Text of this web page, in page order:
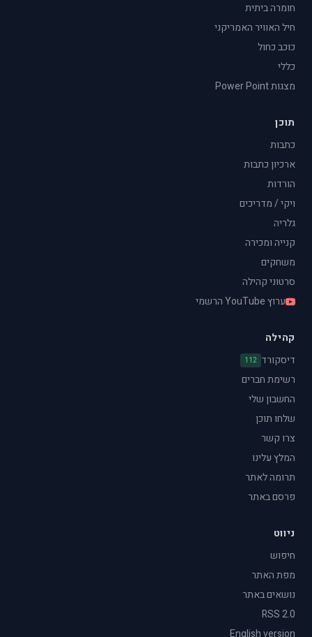
חומרה ביתית
חיל האוויר האמריקני
כוכב כחול
כללי
מצגות Power Point
תוכן
כתבות
ארכיון כתבות
הורדות
ויקי / מדריכים
גלריה
קנייה ומכירה
משחקים
סרטוני קהילה
ערוץ YouTube הרשמי
קהילה
דיסקורד 112
רשימת חברים
החשבון שלי
שלחו תוכן
צרו קשר
המלץ עלינו
תרומה לאתר
פרסם באתר
ניווט
חיפוש
מפת האתר
נושאים באתר
RSS 2.0
English version